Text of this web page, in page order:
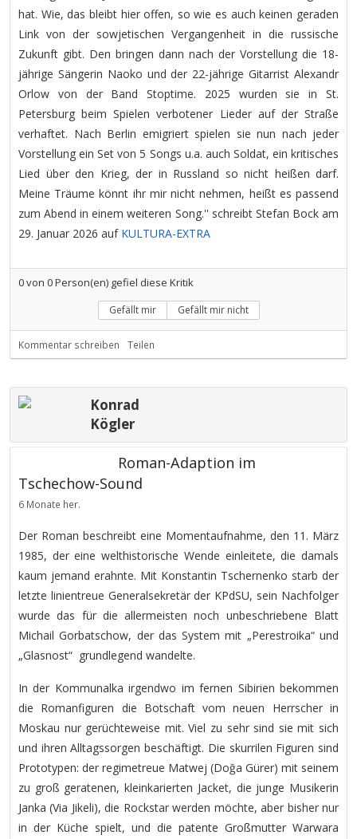
hat. Wie, das bleibt hier offen, so wie es auch keinen geraden
Link von der sowjetischen Vergangenheit in die russische
Zukunft gibt. Den bringen dann nach der Vorstellung die 18-
jährige Sängerin Naoko und der 22-jährige Gitarrist Alexandr
Orlow von der Band Stoptime. 2025 wurden sie in St.
Petersburg beim Spielen verbotener Lieder auf der Straße
verhaftet. Nach Berlin emigriert spielen sie nun nach jeder
Vorstellung ein Set von 5 Songs u.a. auch Soldat, ein kritisches
Lied über den Krieg, der in Russland so nicht heißen darf.
Meine Träume könnt ihr mir nicht nehmen, heißt es passend
zum Abend in einem weiteren Song.'' schreibt Stefan Bock am
29. Januar 2026 auf KULTURA-EXTRA
0von 0Person(en) gefiel diese Kritik
Gefällt mir Gefällt mir nicht
Kommentar schreiben Teilen
Konrad
Kögler
Roman-Adaption im
Tschechow-Sound
6 Monate her.
Der Roman beschreibt eine Momentaufnahme, den 11. März
1985, der eine welthistorische Wende einleitete, die damals
kaum jemand erahnte. Mit Konstantin Tschernenko starb der
letzte linientreue Generalsekretär der KPdSU, sein Nachfolger
wurde das für die allermeisten noch unbeschriebene Blatt
Michail Gorbatschow, der das System mit „Perestroika“ und
„Glasnost“ grundlegend wandelte.
In der Kommunalka irgendwo im fernen Sibirien bekommen
die Romanfiguren die Botschaft vom neuen Herrscher in
Moskau nur gerüchteweise mit. Viel zu sehr sind sie mit sich
und ihren Alltagssorgen beschäftigt. Die skurrilen Figuren sind
Prototypen: der regimetreue Matwej (Doğa Gürer) mit seinem
zu groß geratenen, kleinkarierten Jacket, die junge Musikerin
Janka (Via Jikeli), die Rockstar werden möchte, aber bisher nur
in der Küche spielt, und die patente Großmutter Warwara